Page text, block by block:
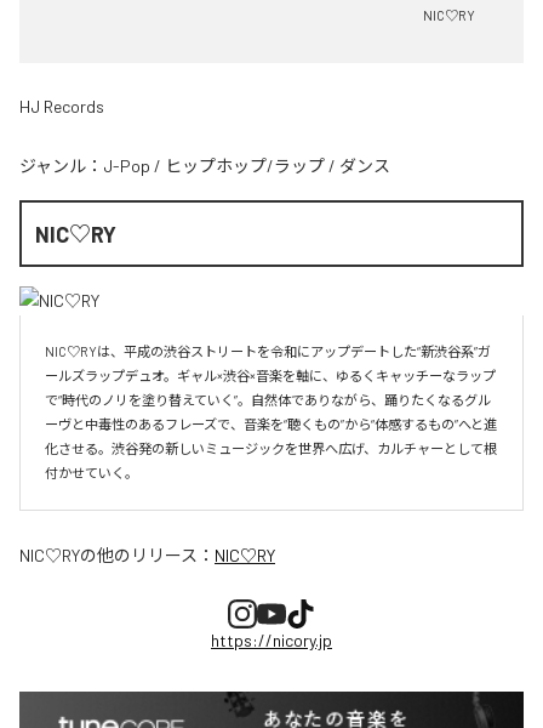
NIC♡RY
HJ Records
ジャンル： J-Pop / ヒップホップ/ラップ / ダンス
NIC♡RY
NIC♡RYは、平成の渋谷ストリートを令和にアップデートした“新渋谷系”ガ
ールズラップデュオ。ギャル×渋谷×音楽を軸に、ゆるくキャッチーなラップ
で“時代のノリを塗り替えていく”。自然体でありながら、踊りたくなるグル
ーヴと中毒性のあるフレーズで、音楽を“聴くもの”から“体感するもの”へと進
化させる。渋谷発の新しいミュージックを世界へ広げ、カルチャーとして根
付かせていく。
NIC♡RYの他のリリース： NIC♡RY
https://nicory.jp